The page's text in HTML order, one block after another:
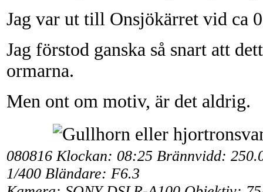
Jag var ut till Onsjökärret vid ca
Jag förstod ganska så snart att
ormarna.
Men ont om motiv, är det aldrig.
080816 Klockan: 08:25 Brännvidd:
1/400 Bländare: F6.3